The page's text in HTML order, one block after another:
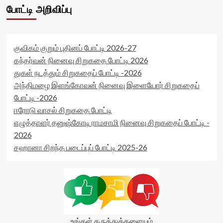
போட்டி அறிவிப்பு
குவிகம் குறும் புதினப் போட்டி 2026-27
கந்தர்வன் நினைவு சிறுகதை போட்டி 2026
துகள் நடத்தும் சிறுகதைப் போட்டி -2026
அந்திமழை இளங்கோவன் நினைவு இளையோர் சிறுகதைப்
போட்டி -2026
ஈரோடு வாசல் சிறுகதை போட்டி
எழுத்தாளர் தனுஷ்கோடி ராமசாமி நினைவு சிறுகதைப் போட்டி -
2026
சஹானா சிறந்த படைப்புப் போட்டி 2025-26
உங்கள் கருத்துக்களையும்